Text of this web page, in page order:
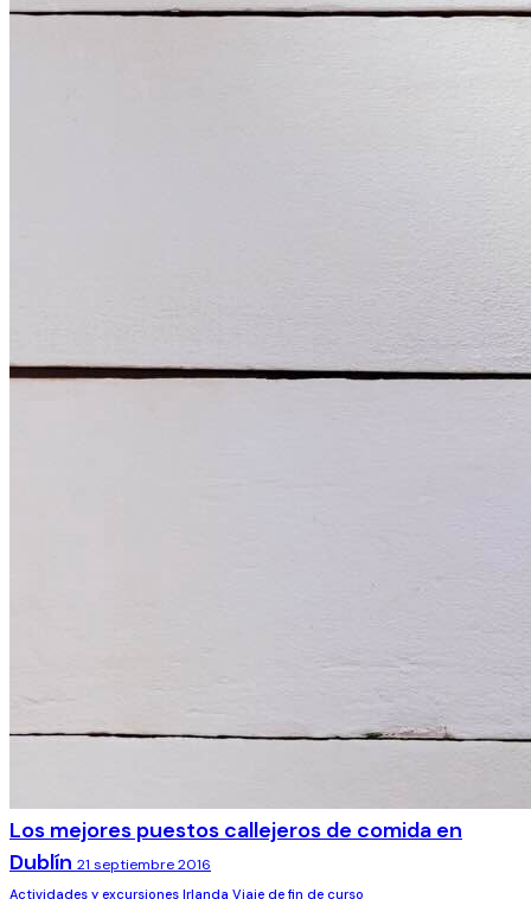
Los mejores puestos callejeros de comida en
Dublín 21 septiembre 2016
Actividades y excursiones Irlanda Viaje de fin de curso